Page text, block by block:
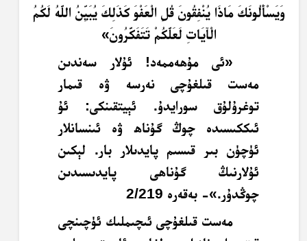
وَيَسْأَلُونَكَ مَاذَا يُنْفِقُونَ قُلِ الْعَفْوَ كَذَلِكَ يُبَيِّنُ اللَّهُ لَكُمُ
الْآيَاتِ لَعَلَّكُمْ تَتَفَكَّرُونَ»
«ئى مۇھەممەد! ئۇلار سەندىن
مەست قىلغۇچى نەرسە ۋە قىمار
توغرۇلۇق سورايدۇ. ئېيتقىنكى: ئۇ
ئىككىسىدە چوڭ گۇناھ ۋە ئىنسانلار
ئۈچۈن بىر قىسىم پايدىلار بار. لېكىن
ئۇلارنىڭ گۇناھى پايدىسىدىن
چوڭدۇر.»- بەقەرە 2/219
مەست قىلغۇچى ئىچىملىك ئۈچىنچى